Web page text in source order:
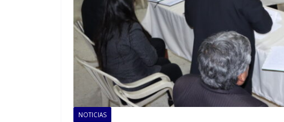
NOTICIAS